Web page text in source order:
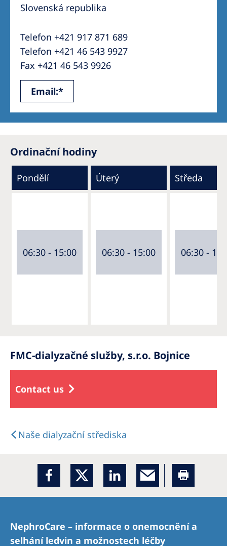
Slovenská republika
Telefon +421 917 871 689
Telefon +421 46 543 9927
Fax +421 46 543 9926
Email:*
Ordinační hodiny
Pondělí Úterý Středa
06:30 - 15:00 06:30 - 15:00 06:30 -
FMC-dialyzačné služby, s.r.o. Bojnice
Contact us
Naše dialyzační střediska
NephroCare – informace o onemocnění a
selhání ledvin a možnostech léčby